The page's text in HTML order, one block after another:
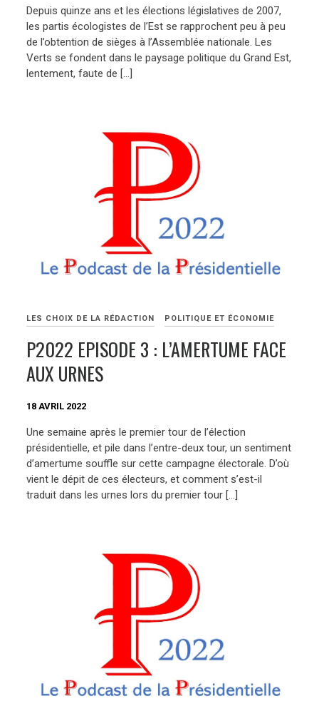
Depuis quinze ans et les élections législatives de 2007,
les partis écologistes de l’Est se rapprochent peu à peu
de l’obtention de sièges à l’Assemblée nationale. Les
Verts se fondent dans le paysage politique du Grand Est,
lentement, faute de […]
LES CHOIX DE LA RÉDACTION POLITIQUE ET ÉCONOMIE
P2022 EPISODE 3 : L’AMERTUME FACE
AUX URNES
18 AVRIL 2022
Une semaine après le premier tour de l’élection
présidentielle, et pile dans l’entre-deux tour, un sentiment
d’amertume souffle sur cette campagne électorale. D’où
vient le dépit de ces électeurs, et comment s’est-il
traduit dans les urnes lors du premier tour […]